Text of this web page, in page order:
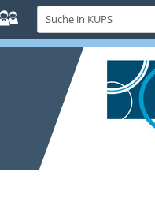
Suche
in
KUPS